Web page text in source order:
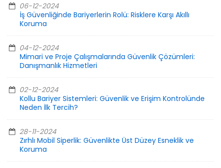
06-12-2024
İş Güvenliğinde Bariyerlerin Rolü: Risklere Karşı Akıllı
Koruma
04-12-2024
Mimari ve Proje Çalışmalarında Güvenlik Çözümleri:
Danışmanlık Hizmetleri
02-12-2024
Kollu Bariyer Sistemleri: Güvenlik ve Erişim Kontrolünde
Neden İlk Tercih?
28-11-2024
Zırhlı Mobil Siperlik: Güvenlikte Üst Düzey Esneklik ve
Koruma